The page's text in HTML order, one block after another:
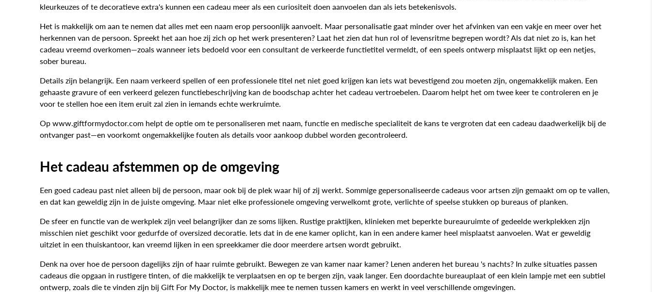
kleurkeuzes of te decoratieve extra's kunnen een cadeau meer als een curiositeit doen aanvoelen dan als iets betekenisvols.
Het is makkelijk om aan te nemen dat alles met een naam erop persoonlijk aanvoelt. Maar personalisatie gaat minder over het afvinken van een vakje en meer over het
herkennen van de persoon. Spreekt het aan hoe zij zich op het werk presenteren? Laat het zien dat hun rol of levensritme begrepen wordt? Als dat niet zo is, kan het
cadeau vreemd overkomen—zoals wanneer iets bedoeld voor een consultant de verkeerde functietitel vermeldt, of een speels ontwerp misplaatst lijkt op een netjes,
sober bureau.
Details zijn belangrijk. Een naam verkeerd spellen of een professionele titel net niet goed krijgen kan iets wat bevestigend zou moeten zijn, ongemakkelijk maken. Een
gehaaste gravure of een verkeerd gelezen functiebeschrijving kan de boodschap achter het cadeau vertroebelen. Daarom helpt het om twee keer te controleren en je
voor te stellen hoe een item eruit zal zien in iemands echte werkruimte.
Op www.giftformydoctor.com helpt de optie om te personaliseren met naam, functie en medische specialiteit de kans te vergroten dat een cadeau daadwerkelijk bij de
ontvanger past—en voorkomt ongemakkelijke fouten als details voor aankoop dubbel worden gecontroleerd.
Het cadeau afstemmen op de omgeving
Een goed cadeau past niet alleen bij de persoon, maar ook bij de plek waar hij of zij werkt. Sommige gepersonaliseerde cadeaus voor artsen zijn gemaakt om op te vallen,
en dat kan geweldig zijn in de juiste omgeving. Maar niet elke professionele omgeving verwelkomt grote, verlichte of speelse stukken op bureaus of planken.
De sfeer en functie van de werkplek zijn veel belangrijker dan ze soms lijken. Rustige praktijken, klinieken met beperkte bureauruimte of gedeelde werkplekken zijn
misschien niet geschikt voor gedurfde of oversized decoratie. Iets dat in de ene kamer oplicht, kan in een andere kamer heel misplaatst aanvoelen. Wat er geweldig
uitziet in een thuiskantoor, kan vreemd lijken in een spreekkamer die door meerdere artsen wordt gebruikt.
Denk na over hoe de persoon dagelijks zijn of haar ruimte gebruikt. Bewegen ze van kamer naar kamer? Lenen anderen het bureau 's nachts? In zulke situaties passen
cadeaus die opgaan in rustigere tinten, of die makkelijk te verplaatsen en op te bergen zijn, vaak langer. Een doordachte bureauplaat of een klein lampje met een subtiel
ontwerp, zoals die te vinden zijn bij Gift For My Doctor, is makkelijk mee te nemen tussen kamers en werkt in veel verschillende omgevingen.